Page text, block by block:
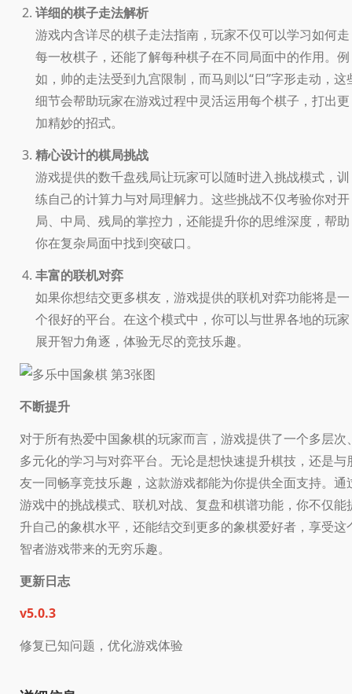
详细的棋子走法解析
游戏内含详尽的棋子走法指南，玩家不仅可以学习如何走
每一枚棋子，还能了解每种棋子在不同局面中的作用。例
如，帅的走法受到九宫限制，而马则以“日”字形走动，这
细节会帮助玩家在游戏过程中灵活运用每个棋子，打出更
加精妙的招式。
精心设计的棋局挑战
游戏提供的数千盘残局让玩家可以随时进入挑战模式，训
练自己的计算力与对局理解力。这些挑战不仅考验你对开
局、中局、残局的掌控力，还能提升你的思维深度，帮助
你在复杂局面中找到突破口。
丰富的联机对弈
如果你想结交更多棋友，游戏提供的联机对弈功能将是一
个很好的平台。在这个模式中，你可以与世界各地的玩家
展开智力角逐，体验无尽的竞技乐趣。
不断提升
对于所有热爱中国象棋的玩家而言，游戏提供了一个多层次
多元化的学习与对弈平台。无论是想快速提升棋技，还是与
友一同畅享竞技乐趣，这款游戏都能为你提供全面支持。通
游戏中的挑战模式、联机对战、复盘和棋谱功能，你不仅能
升自己的象棋水平，还能结交到更多的象棋爱好者，享受这
智者游戏带来的无穷乐趣。
更新日志
v5.0.3
修复已知问题，优化游戏体验